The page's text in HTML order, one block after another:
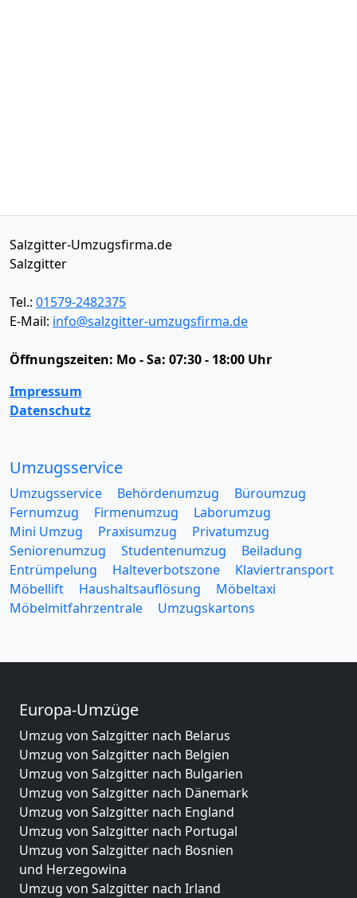
Salzgitter-Umzugsfirma.de
Salzgitter
Tel.: 01579-2482375
E-Mail: info@salzgitter-umzugsfirma.de
Öffnungszeiten: Mo - Sa: 07:30 - 18:00 Uhr
Impressum
Datenschutz
Umzugsservice
Umzugsservice Behördenumzug
Büroumzug
Fernumzug
Firmenumzug
Laborumzug
Mini Umzug
Praxisumzug
Privatumzug
Seniorenumzug
Studentenumzug
Beiladung
Entrümpelung
Halteverbotszone
Klaviertransport
Möbellift
Haushaltsauflösung
Möbeltaxi
Möbelmitfahrzentrale
Umzugskartons
Europa-Umzüge
Umzug von Salzgitter nach Belarus
Umzug von Salzgitter nach Belgien
Umzug von Salzgitter nach Bulgarien
Umzug von Salzgitter nach Dänemark
Umzug von Salzgitter nach England
Umzug von Salzgitter nach Portugal
Umzug von Salzgitter nach Bosnien
und Herzegowina
Umzug von Salzgitter nach Irland